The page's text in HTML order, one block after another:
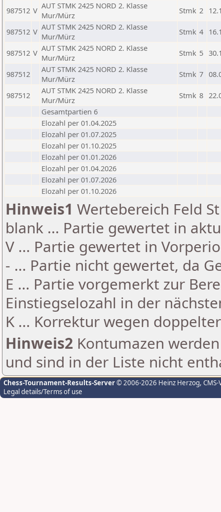
987512 V AUT STMK 2425 NORD 2. Klasse
Mur/Mürz
Stmk 2
987512 V AUT STMK 2425 NORD 2. Klasse
Mur/Mürz
Stmk 4
987512 V AUT STMK 2425 NORD 2. Klasse
Mur/Mürz
Stmk 5
987512
AUT STMK 2425 NORD 2. Klasse
Mur/Mürz
Stmk 7
987512
AUT STMK 2425 NORD 2. Klasse
Mur/Mürz
Stmk 8
Gesamtpartien 6
Elozahl per 01.04.2025
Elozahl per 01.07.2025
Elozahl per 01.10.2025
Elozahl per 01.01.2026
Elozahl per 01.04.2026
Elozahl per 01.07.2026
Elozahl per 01.10.2026
Hinweis1 Wertebereich Feld
blank ... Partie gewertet in
V ... Partie gewertet in
- ... Partie nicht gewertet, da
E ... Partie vorgemerkt zur
Einstiegselozahl in der
K ... Korrektur wegen
Hinweis2 Kontumazen
und sind in der Liste nicht
Chess-Tournament-Results-Server© 2006-2026 Heinz Herzog,
Legal details/Terms of use